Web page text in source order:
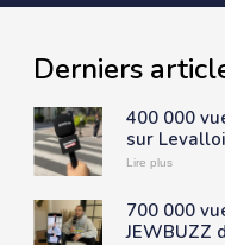
Derniers
400 000
sur
Lire plus
700 000
JEWBUZZ